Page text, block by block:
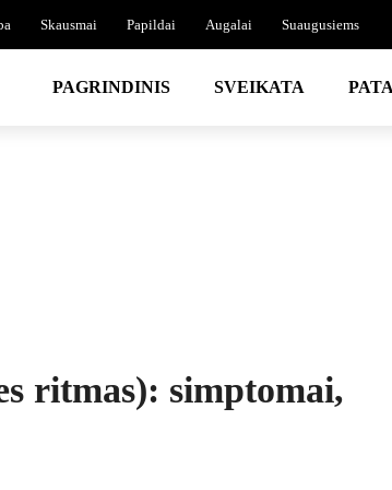
Skausmai Papildai Augalai Suaugusiems
PAGRINDINIS SVEIKATA
ritmas): simptomai,